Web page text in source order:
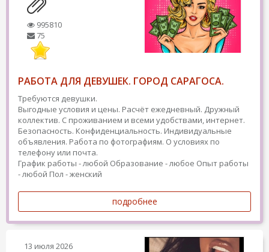
995810
75
РАБОТА ДЛЯ ДЕВУШЕК. ГОРОД САРАГОСА.
Требуются девушки.
Выгодные условия и цены. Расчёт ежедневный. Дружный
коллектив. С проживанием и всеми удобствами, интернет.
Безопасность. Конфиденциальность. Индивидуальные
объявления. Работа по фотографиям. О условиях по
телефону или почта.
График работы - любой Образование - любое Опыт работы
- любой Пол - женский
подробнее
13 июля 2026